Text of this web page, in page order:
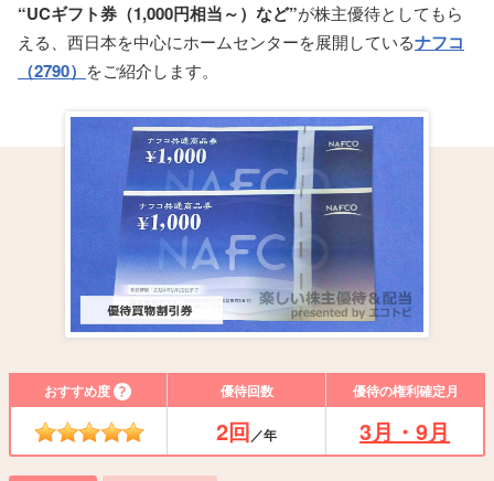
“UCギフト券（1,000円相当～）など”が株主優待としてもら
える、西日本を中心にホームセンターを展開しているナフコ
（2790） をご紹介します。
おすすめ度 優待回数 優待の権利確定月
2回／年 3月・9月